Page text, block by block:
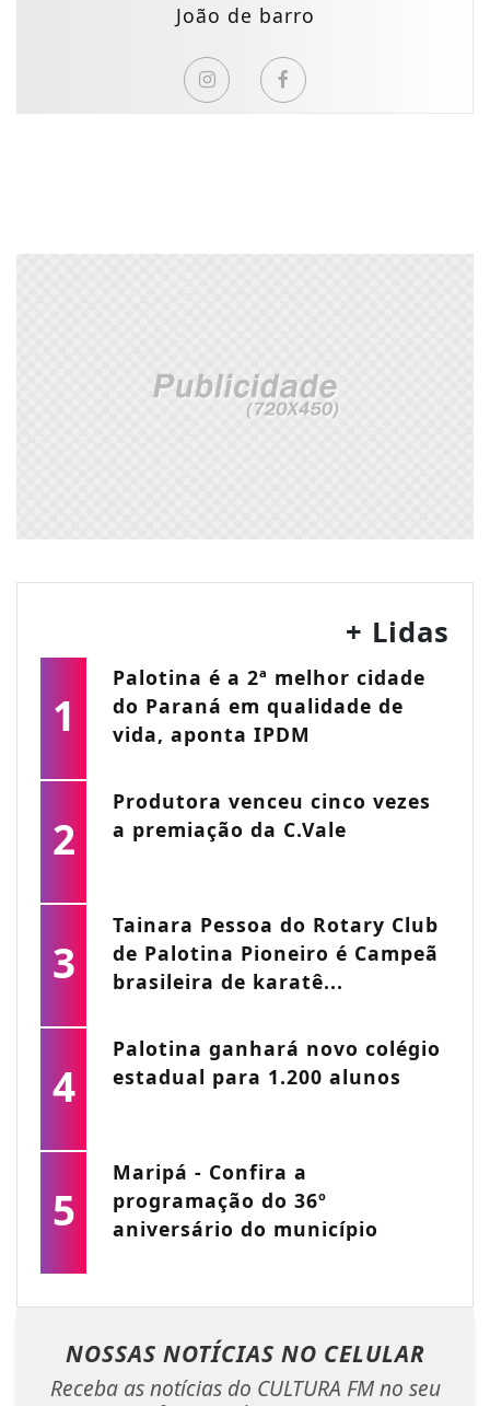
João de barro
+ Lidas
1
Palotina é a 2ª melhor cidade
do Paraná em qualidade de
vida, aponta IPDM
2
Produtora venceu cinco vezes
a premiação da C.Vale
3
Tainara Pessoa do Rotary Club
de Palotina Pioneiro é Campeã
brasileira de karatê...
4
Palotina ganhará novo colégio
estadual para 1.200 alunos
5
Maripá - Confira a
programação do 36º
aniversário do município
NOSSAS NOTÍCIAS NO CELULAR
Receba as notícias do CULTURA FM no seu